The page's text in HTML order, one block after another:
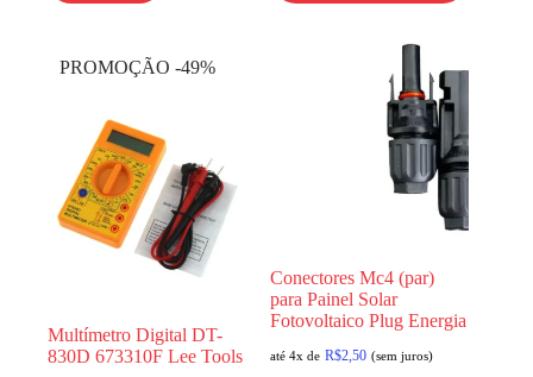
PROMOÇÃO -49%
Multímetro Digital DT-
830D 673310F Lee Tools
Conectores Mc4 (par)
para Painel Solar
Fotovoltaico Plug Energia
até 4x de R$2,50 (sem juros)